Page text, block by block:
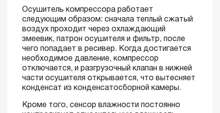
Осушитель компрессора работает
следующим образом: сначала теплый сжатый
воздух проходит через охлаждающий
змеевик, патрон осушителя и фильтр, после
чего попадает в ресивер. Когда достигается
необходимое давление, компрессор
отключается, и разгрузочный клапан в нижней
части осушителя открывается, что вытесняет
конденсат из конденсатосборной камеры.
Кроме того, сенсор влажности постоянно